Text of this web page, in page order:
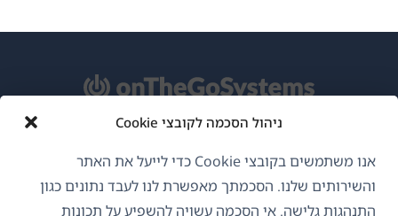
ניהול הסכמה לקובצי Cookie
אנו משתמשים בקובצי Cookie כדי לייעל את האתר
והשירותים שלנו. הסכמתך מאפשרת לנו לעבד נתונים כגון
התנהגות גלישה. אי הסכמה עשויה להשפיע על תכונות
GDPR ומדיניות פרטיות